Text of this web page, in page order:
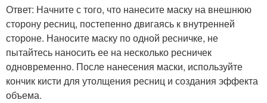
Ответ: Начните с того, что нанесите маску на внешнюю
сторону ресниц, постепенно двигаясь к внутренней
стороне. Наносите маску по одной ресничке, не
пытайтесь наносить ее на несколько ресничек
одновременно. После нанесения маски, используйте
кончик кисти для утолщения ресниц и создания эффекта
объема.